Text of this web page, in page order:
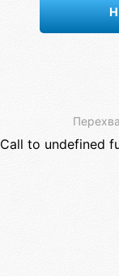
Call to undefined